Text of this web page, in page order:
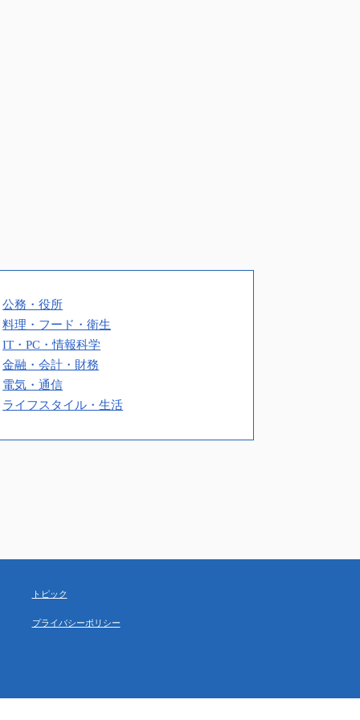
公務・役所
料理・フード・衛生
IT・PC・情報科学
金融・会計・財務
電気・通信
ライフスタイル・生活
トピック
プライバシーポリシー